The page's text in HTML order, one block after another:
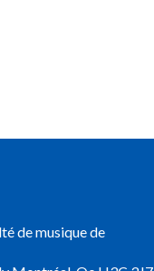
de musique de